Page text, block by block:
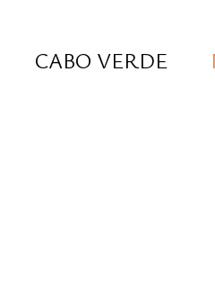
CABO VERDE